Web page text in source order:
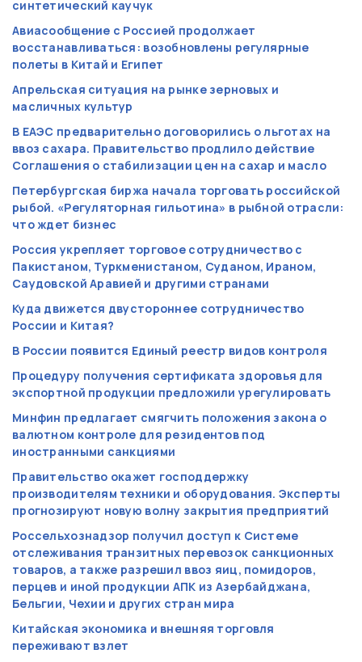
синтетический каучук
Авиасообщение с Россией продолжает
восстанавливаться: возобновлены регулярные
полеты в Китай и Египет
Апрельская ситуация на рынке зерновых и
масличных культур
В ЕАЭС предварительно договорились о льготах на
ввоз сахара. Правительство продлило действие
Соглашения о стабилизации цен на сахар и масло
Петербургская биржа начала торговать российской
рыбой. «Регуляторная гильотина» в рыбной отрасли:
что ждет бизнес
Россия укрепляет торговое сотрудничество с
Пакистаном, Туркменистаном, Суданом, Ираном,
Саудовской Аравией и другими странами
Куда движется двустороннее сотрудничество
России и Китая?
В России появится Единый реестр видов контроля
Процедуру получения сертификата здоровья для
экспортной продукции предложили урегулировать
Минфин предлагает смягчить положения закона о
валютном контроле для резидентов под
иностранными санкциями
Правительство окажет господдержку
производителям техники и оборудования. Эксперты
прогнозируют новую волну закрытия предприятий
Россельхознадзор получил доступ к Системе
отслеживания транзитных перевозок санкционных
товаров, а также разрешил ввоз яиц, помидоров,
перцев и иной продукции АПК из Азербайджана,
Бельгии, Чехии и других стран мира
Китайская экономика и внешняя торговля
переживают взлет